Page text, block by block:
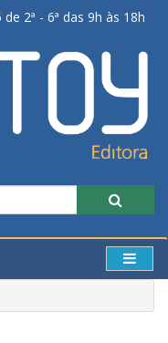
2ª - 6ª das 9h às 18h